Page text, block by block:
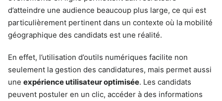
d’atteindre une audience beaucoup plus large, ce qui est
particulièrement pertinent dans un contexte où la mobilité
géographique des candidats est une réalité.
En effet, l’utilisation d’outils numériques facilite non
seulement la gestion des candidatures, mais permet aussi
une expérience utilisateur optimisée. Les candidats
peuvent postuler en un clic, accéder à des informations